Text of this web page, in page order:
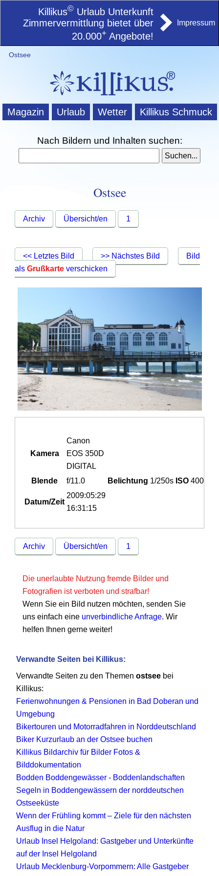
Killikus© Urlaub Unterkunft
Zimmervermittlung bietet über
20.000+ Angebote!
Impressum
Ostsee
Magazin Urlaub Wetter Killikus Schmuck
Nach Bildern und Inhalten suchen:
Ostsee
Archiv Übersicht/en 1
<< Letztes Bild >> Nächstes Bild
Bild
alsGrußkarte verschicken
Kamera
Canon
EOS 350D
DIGITAL
Blende
f/11.0 Belichtung 1/250s ISO 400
Datum/Zeit
2009:05:29
16:31:15
Archiv Übersicht/en 1
Die unerlaubte Nutzung fremde Bilder und
Fotografien ist verboten und strafbar!
Wenn Sie ein Bild nutzen möchten, senden Sie
uns einfach eine unverbindliche Anfrage. Wir
helfen Ihnen gerne weiter!
Verwandte Seiten bei Killikus:
Verwandte Seiten zu den Themenostsee bei
Killikus:
Ferienwohnungen & Pensionen in Bad Doberan und
Umgebung
Bikertouren und Motorradfahren in Norddeutschland
Biker Kurzurlaub an der Ostsee buchen
Killikus Bildarchiv für Bilder Fotos &
Bilddokumentation
Bodden Boddengewässer - Boddenlandschaften
Segeln in Boddengewässern der norddeutschen
Ostseeküste
Wenn der Frühling kommt – Ziele für den nächsten
Ausflug in die Natur
Urlaub Insel Helgoland: Gastgeber und Unterkünfte
auf der Insel Helgoland
Urlaub Mecklenburg-Vorpommern: Alle Gastgeber